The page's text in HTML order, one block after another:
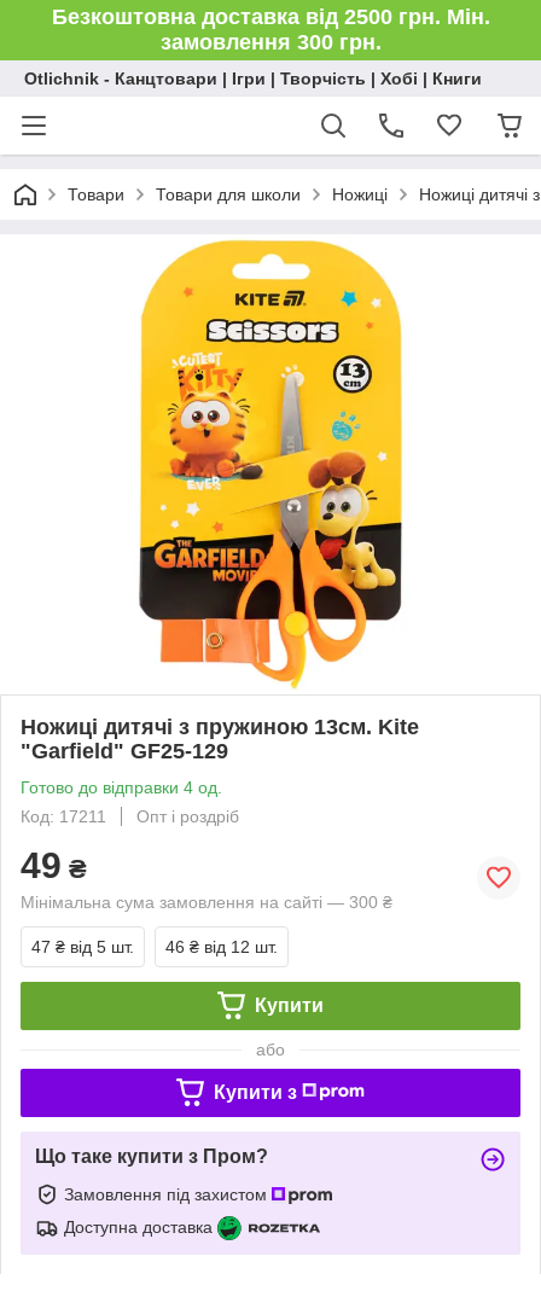
Безкоштовна доставка від 2500 грн. Мін.
замовлення 300 грн.
Otlichnik - Канцтовари | Ігри | Творчість | Хобі | Книги
Товари Товари для школи Ножиці Ножиці
Ножиці дитячі з пружиною 13см. Kite
"Garfield" GF25-129
Готово до відправки 4 од.
Код: 17211
Опт і роздріб
49 ₴
Мінімальна сума замовлення на сайті — 300 ₴
47 ₴ від 5 шт. 46 ₴ від 12 шт.
Купити
або
Купити з
Що таке купити з Пром?
Замовлення під захистом
Доступна доставка